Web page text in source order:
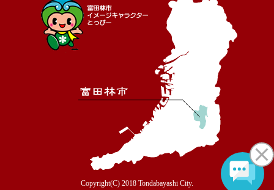
Copyright(C) 2018 Tondabayashi City.